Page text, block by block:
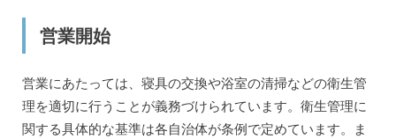
営業開始
営業にあたっては、寝具の交換や浴室の清掃などの衛生管
理を適切に行うことが義務づけられています。衛生管理に
関する具体的な基準は各自治体が条例で定めています。ま